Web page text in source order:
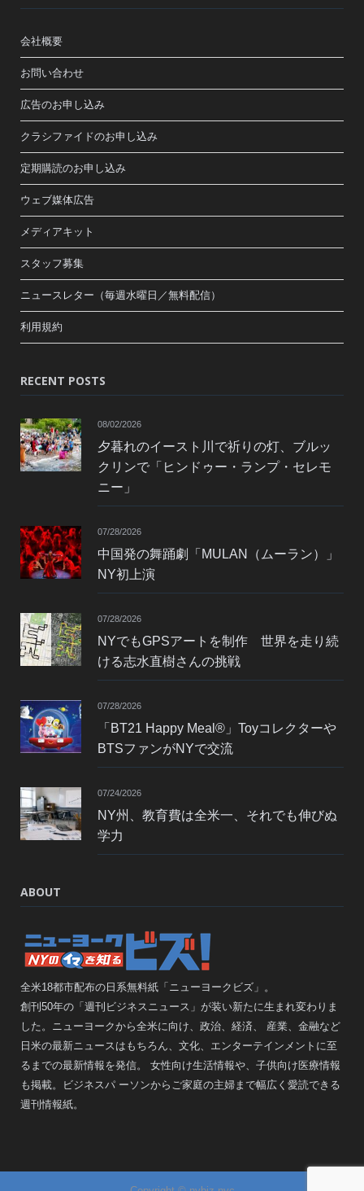
会社概要
お問い合わせ
広告のお申し込み
クラシファイドのお申し込み
定期購読のお申し込み
ウェブ媒体広告
メディアキット
スタッフ募集
ニュースレター（毎週水曜日／無料配信）
利用規約
RECENT POSTS
08/02/2026
夕暮れのイースト川で祈りの灯、ブルッ
クリンで「ヒンドゥー・ランプ・セレモ
ニー」
07/28/2026
中国発の舞踊劇「MULAN（ムーラン）」
NY初上演
07/28/2026
NYでもGPSアートを制作 世界を走り続
ける志水直樹さんの挑戦
07/28/2026
「BT21 Happy Meal®」Toyコレクターや
BTSファンがNYで交流
07/24/2026
NY州、教育費は全米一、それでも伸びぬ
学力
ABOUT
全米18都市配布の日系無料紙「ニューヨークビズ」。
創刊50年の「週刊ビジネスニュース」が装い新たに生まれ変わりま
した。ニューヨークから全米に向け、政治、経済、 産業、金融など
日米の最新ニュースはもちろん、文化、エンターテインメントに至
るまでの最新情報を発信。 女性向け生活情報や、子供向け医療情報
も掲載。ビジネスパ ーソンからご家庭の主婦まで幅広く愛読できる
週刊情報紙。